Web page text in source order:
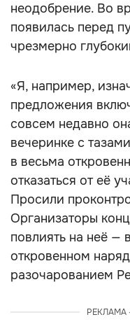
неодобрение. Во
появилась перед
чрезмерно
«Я, например,
предложения
совсем недавно
вечеринке с
в весьма
отказаться от её
Просили
Организаторы
повлиять на неё —
откровенном
разочарованием